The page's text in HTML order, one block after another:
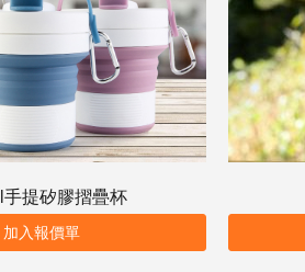
提矽膠摺疊杯
加入報價單